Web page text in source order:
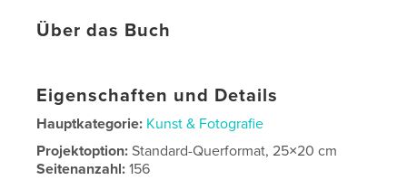
Über das Buch
Eigenschaften und Details
Hauptkategorie: Kunst & Fotografie
Projektoption:Standard-Querformat, 25×20 cm
Seitenanzahl:156